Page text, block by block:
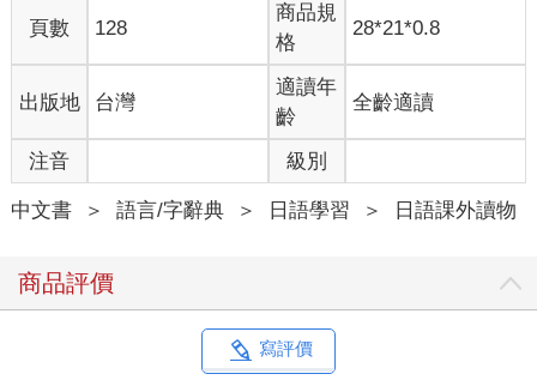
頁數 128
商品規
格
28*21*0.8
出版地 台灣
適讀年
齡
全齡適讀
注音 級別
中文書 ＞ 語言/字辭典 ＞ 日語學習 ＞ 日語課外讀物
商品評價
寫評價